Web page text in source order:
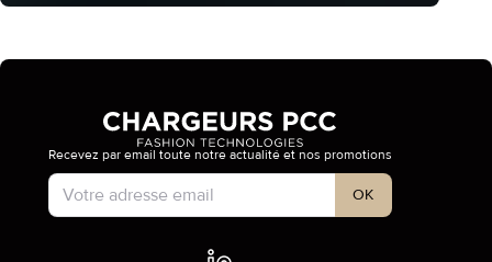
Type de compte
Recevez par email toute notre actualité et nos promotions
OK